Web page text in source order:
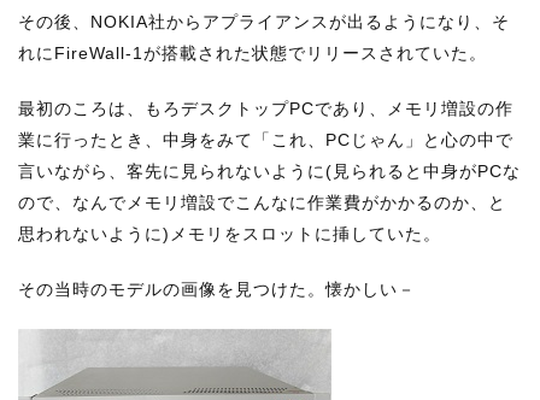
その後、NOKIA社からアプライアンスが出るようになり、そ
れにFireWall-1が搭載された状態でリリースされていた。
最初のころは、もろデスクトップPCであり、メモリ増設の作
業に行ったとき、中身をみて「これ、PCじゃん」と心の中で
言いながら、客先に見られないように(見られると中身がPCな
ので、なんでメモリ増設でこんなに作業費がかかるのか、と
思われないように)メモリをスロットに挿していた。
その当時のモデルの画像を見つけた。懐かしい－